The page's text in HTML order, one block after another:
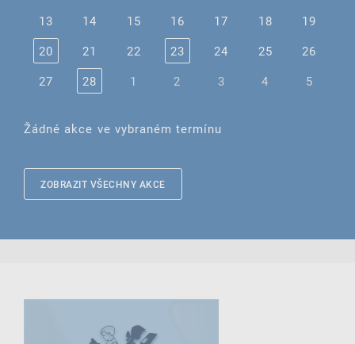
13
14 15 16 17 18
19
20
21 22 23 24 25
26
27
28 1 2 3 4 5
Žádné akce ve vybraném termínu
ZOBRAZIT VŠECHNY AKCE